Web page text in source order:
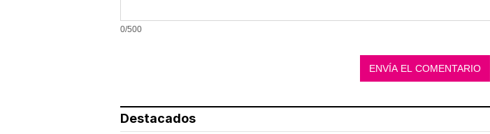
0/500
Destacados